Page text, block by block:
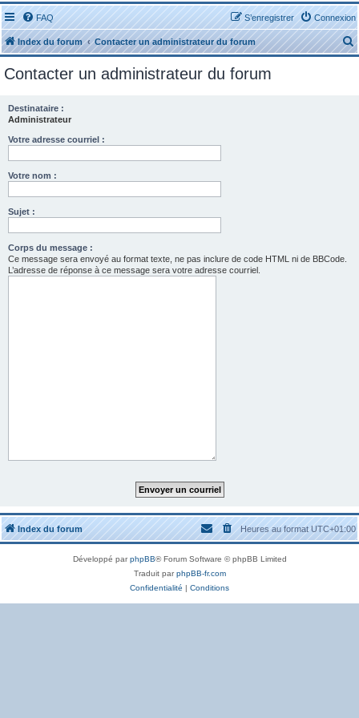
FAQ Connexion
S’enregistrer
Index du forum Contacter un administrateur du forum
e
Contacter un administrateur du forum
Destinataire :
Administrateur
Votre adresse courriel :
Votre nom :
Sujet :
Corps du message :
Ce message sera envoyé au format texte, ne pas inclure de code HTML ni de BBCode.
L’adresse de réponse à ce message sera votre adresse courriel.
Index du forum Heures au formatUTC+01:00
Développé parphpBB® Forum Software © phpBB Limited
Traduit parphpBB-fr.com
Confidentialité | Conditions